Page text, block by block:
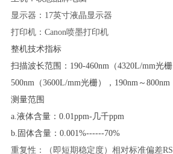
显示器：17英寸液晶显示器
打印机：Canon喷墨打印机
整机技术指标
扫描波长范围：190-460nm（4320L/mm光栅
500nm（3600L/mm光栅），190nm～800nm
测量范围
a.液体含量：0.01ppm-几千ppm
b.固体含量：0.001%------70%
重复性：（即短期稳定度）相对标准偏差